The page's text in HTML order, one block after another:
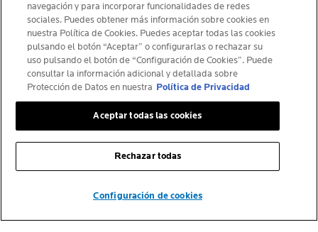
INFORMACIÓN DEL FABRICANTE
COSMETIQUE ACTIVE INTERNATIONAL
La Roche-Posay Laboratoire Dermatologique CAI
86270 La Roche-Posay France
navegación y para incorporar funcionalidades de redes
sociales. Puedes obtener más información sobre cookies en
nuestra Política de Cookies. Puedes aceptar todas las cookies
pulsando el botón “Aceptar” o configurarlas o rechazar su
uso pulsando el botón de “Configuración de Cookies”. Puede
consultar la información adicional y detallada sobre
Protección de Datos en nuestra Política de Privacidad
Configuración de cookies
Rechazar todas
Aceptar todas las cookies